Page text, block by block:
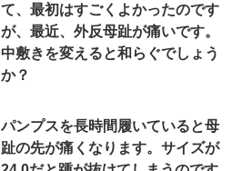
て、最初はすごくよかったのです
が、最近、外反母趾が痛いです。
中敷きを変えると和らぐでしょう
か？
パンプスを長時間履いていると母
趾の先が痛くなります。サイズが